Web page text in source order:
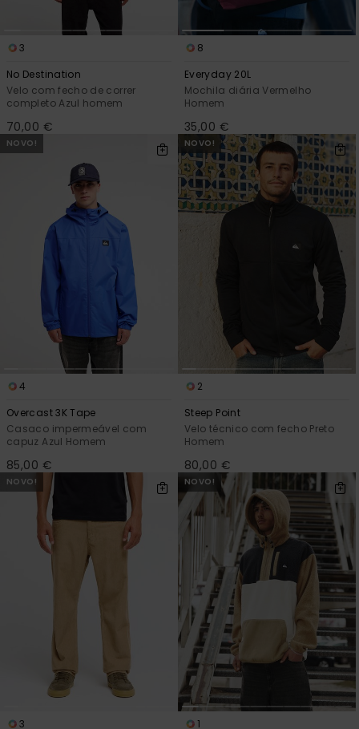
3
No Destination
Velo com fecho de correr
completo Azul homem
70,00 €
8
Everyday 20L
Mochila diária Vermelho
Homem
35,00 €
NOVO!
4
Overcast 3K Tape
Casaco impermeável com
capuz Azul Homem
85,00 €
NOVO!
2
Steep Point
Velo técnico com fecho Preto
Homem
80,00 €
NOVO!
3
NOVO!
1